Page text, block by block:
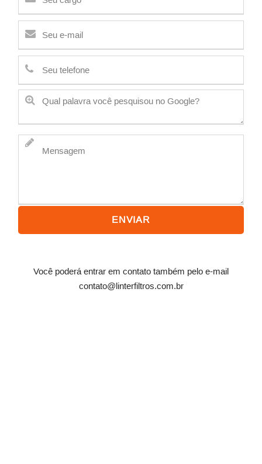
Você poderá entrar em contato também pelo e-mail
contato@linterfiltros.com.br